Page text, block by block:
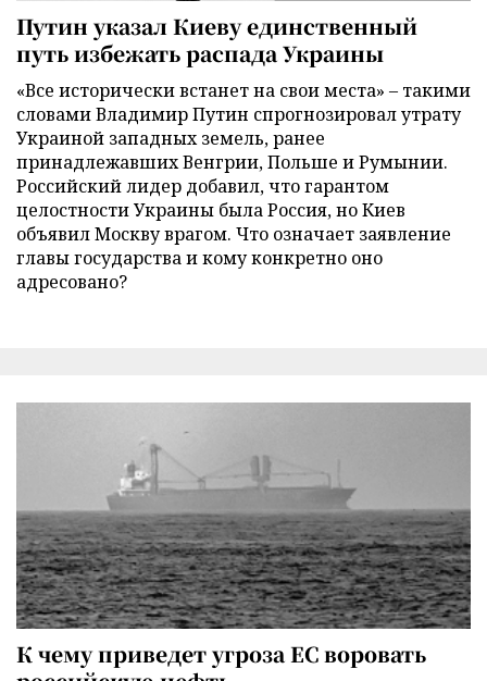
Путин указал Киеву единственный
путь избежать распада Украины
«Все исторически встанет на свои места» – такими
словами Владимир Путин спрогнозировал утрату
Украиной западных земель, ранее
принадлежавших Венгрии, Польше и Румынии.
Российский лидер добавил, что гарантом
целостности Украины была Россия, но Киев
объявил Москву врагом. Что означает заявление
главы государства и кому конкретно оно
адресовано?
К чему приведет угроза ЕС воровать